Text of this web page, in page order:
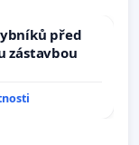
před
zástavbou